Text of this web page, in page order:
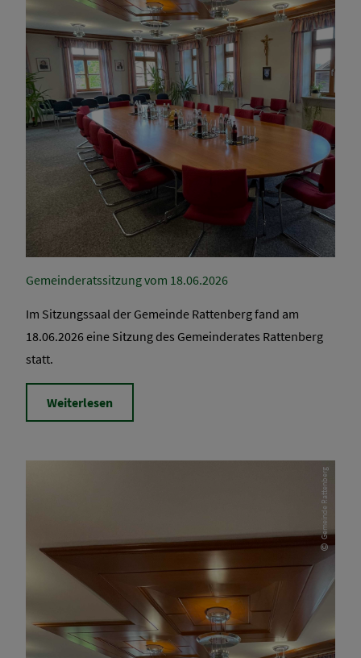
Gemeinderatssitzung vom 18.06.2026
Im Sitzungssaal der Gemeinde Rattenberg fand am
18.06.2026 eine Sitzung des Gemeinderates Rattenberg
statt.
Weiterlesen
Gemeinde Rattenberg